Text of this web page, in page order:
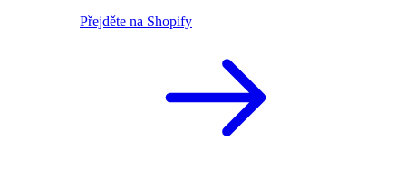
Přejděte na Shopify